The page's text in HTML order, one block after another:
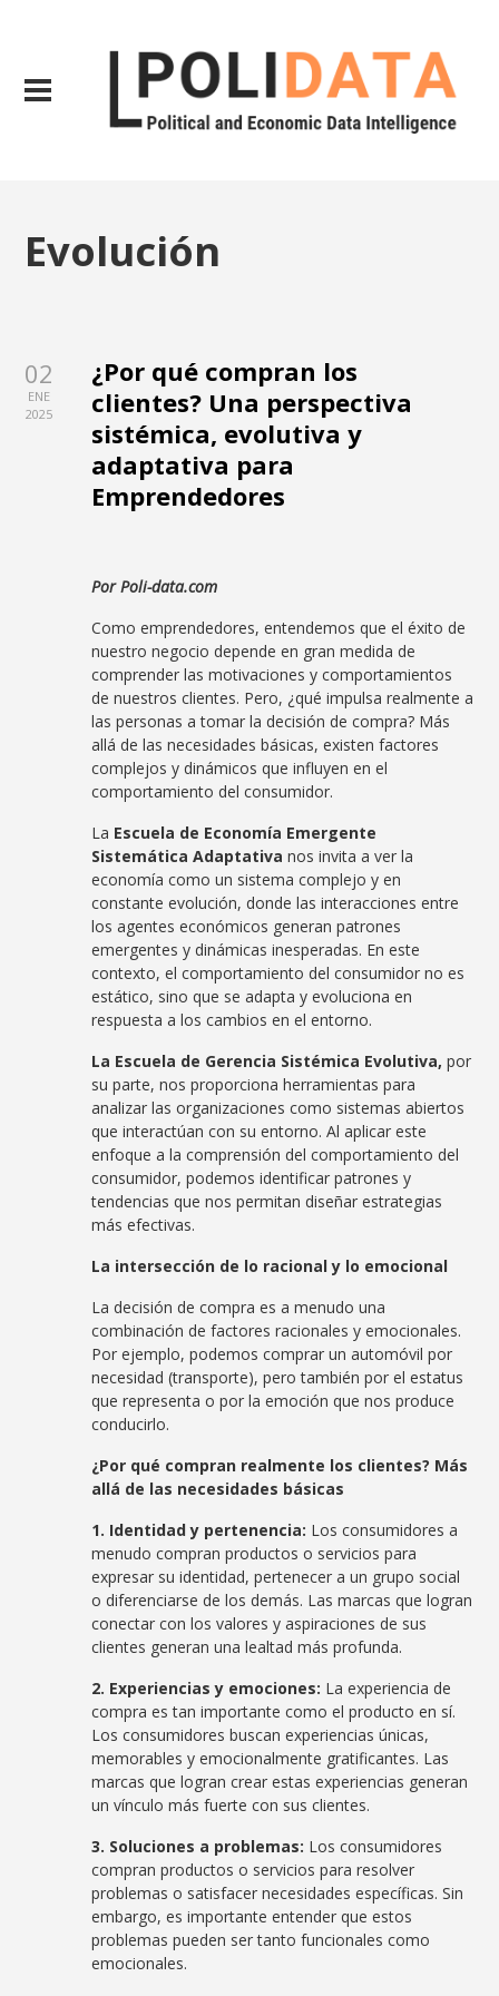
Evolución
02
ENE
2025
¿Por qué compran los
clientes? Una perspectiva
sistémica, evolutiva y
adaptativa para
Emprendedores
Por Poli-data.com
Como emprendedores, entendemos que el éxito de
nuestro negocio depende en gran medida de
comprender las motivaciones y comportamientos
de nuestros clientes. Pero, ¿qué impulsa realmente a
las personas a tomar la decisión de compra? Más
allá de las necesidades básicas, existen factores
complejos y dinámicos que influyen en el
comportamiento del consumidor.
La Escuela de Economía Emergente
Sistemática Adaptativanos invita a ver la
economía como un sistema complejo y en
constante evolución, donde las interacciones entre
los agentes económicos generan patrones
emergentes y dinámicas inesperadas. En este
contexto, el comportamiento del consumidor no es
estático, sino que se adapta y evoluciona en
respuesta a los cambios en el entorno.
La Escuela de Gerencia Sistémica Evolutiva,por
su parte, nos proporciona herramientas para
analizar las organizaciones como sistemas abiertos
que interactúan con su entorno. Al aplicar este
enfoque a la comprensión del comportamiento del
consumidor, podemos identificar patrones y
tendencias que nos permitan diseñar estrategias
más efectivas.
La intersección de lo racional y lo emocional
La decisión de compra es a menudo una
combinación de factores racionales y emocionales.
Por ejemplo, podemos comprar un automóvil por
necesidad (transporte), pero también por el estatus
que representa o por la emoción que nos produce
conducirlo.
¿Por qué compran realmente los clientes? Más
allá de las necesidades básicas
1. Identidad y pertenencia: Los consumidores a
menudo compran productos o servicios para
expresar su identidad, pertenecer a un grupo social
o diferenciarse de los demás. Las marcas que logran
conectar con los valores y aspiraciones de sus
clientes generan una lealtad más profunda.
2. Experiencias y emociones: La experiencia de
compra es tan importante como el producto en sí.
Los consumidores buscan experiencias únicas,
memorables y emocionalmente gratificantes. Las
marcas que logran crear estas experiencias generan
un vínculo más fuerte con sus clientes.
3. Soluciones a problemas: Los consumidores
compran productos o servicios para resolver
problemas o satisfacer necesidades específicas. Sin
embargo, es importante entender que estos
problemas pueden ser tanto funcionales como
emocionales.